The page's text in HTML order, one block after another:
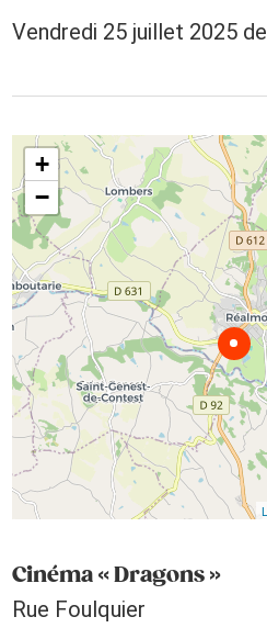
Vendredi 25 juillet 2025
+
−
Cinéma « Dragons »
Rue Foulquier